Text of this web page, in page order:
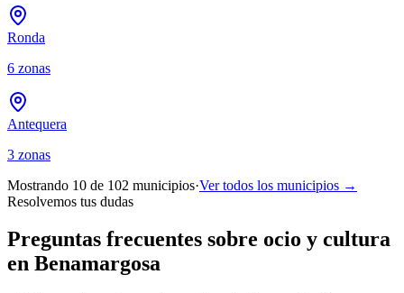
Ronda
6 zonas
Antequera
3 zonas
Mostrando 10 de 102 municipios·Ver todos los municipios →
Resolvemos tus dudas
Preguntas frecuentes sobre ocio y cultura
en Benamargosa